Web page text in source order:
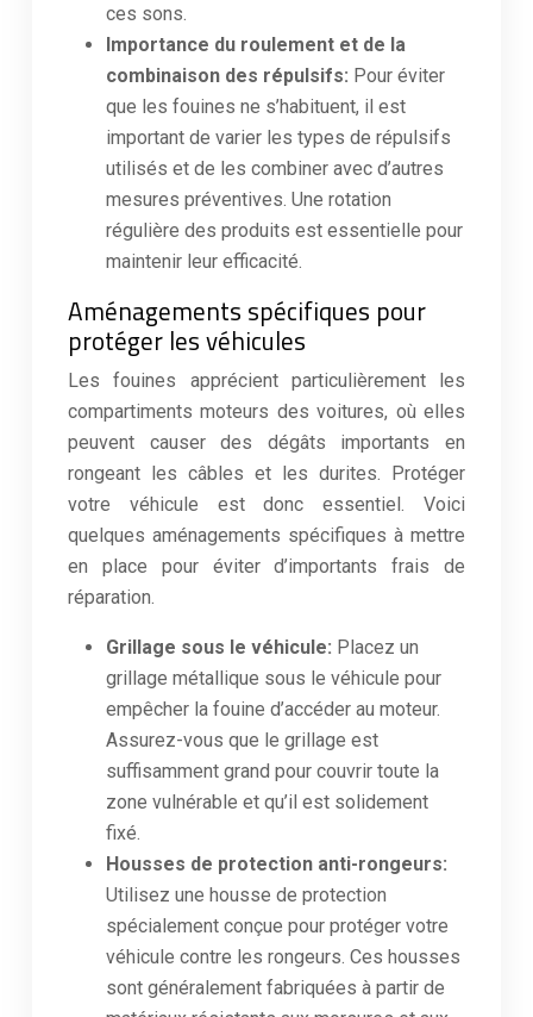
ces sons.
Importance du roulement et de la
combinaison des répulsifs: Pour éviter
que les fouines ne s’habituent, il est
important de varier les types de répulsifs
utilisés et de les combiner avec d’autres
mesures préventives. Une rotation
régulière des produits est essentielle pour
maintenir leur efficacité.
Aménagements spécifiques pour
protéger les véhicules
Les fouines apprécient particulièrement les
compartiments moteurs des voitures, où elles
peuvent causer des dégâts importants en
rongeant les câbles et les durites. Protéger
votre véhicule est donc essentiel. Voici
quelques aménagements spécifiques à mettre
en place pour éviter d’importants frais de
réparation.
Grillage sous le véhicule: Placez un
grillage métallique sous le véhicule pour
empêcher la fouine d’accéder au moteur.
Assurez-vous que le grillage est
suffisamment grand pour couvrir toute la
zone vulnérable et qu’il est solidement
fixé.
Housses de protection anti-rongeurs:
Utilisez une housse de protection
spécialement conçue pour protéger votre
véhicule contre les rongeurs. Ces housses
sont généralement fabriquées à partir de